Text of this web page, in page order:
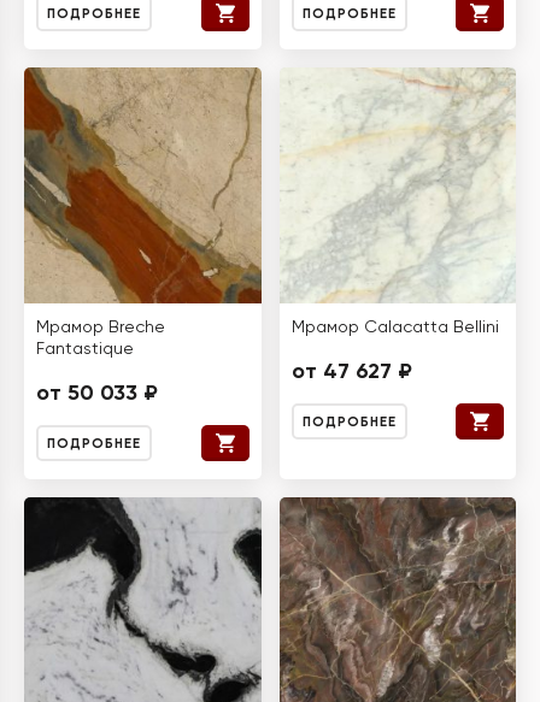
ПОДРОБНЕЕ ПОДРОБНЕЕ
Мрамор Breche
Fantastique
от 50 033 ₽
ПОДРОБНЕЕ
Мрамор Calacatta Bellini
от 47 627 ₽
ПОДРОБНЕЕ